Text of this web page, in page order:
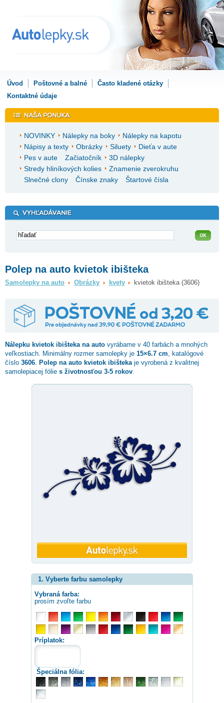
Úvod Poštovné a balné
Často kladené otázky
Kontaktné údaje
NOVINKY Nálepky na boky
Nálepky na kapotu
Nápisy a texty
Obrázky Siluety
Dieťa v aute
Pes v aute
Začiatočník
3D nálepky
Stredy hliníkových kolies
Znamenie zverokruhu
Slnečné clony
Čínske znaky Štartové čísla
Polep na auto kvietok ibišteka
Samolepky na auto Obrázky kvety kvietok ibišteka (3606)
Nálepku kvietok ibišteka na auto vyrábame v 40 farbách a mnohých
veľkostiach. Minimálny rozmer samolepky je 15×6.7 cm , katalógové
číslo 3606 Polep na auto kvietok ibišteka je vyrobená z kvalitnej
samolepiacej fólie s životnosťou 3-5 rokov
1. Vyberte farbu samolepky
Vybraná farba:
prosím zvoľte farbu
Príplatok:
Špeciálna fólia: